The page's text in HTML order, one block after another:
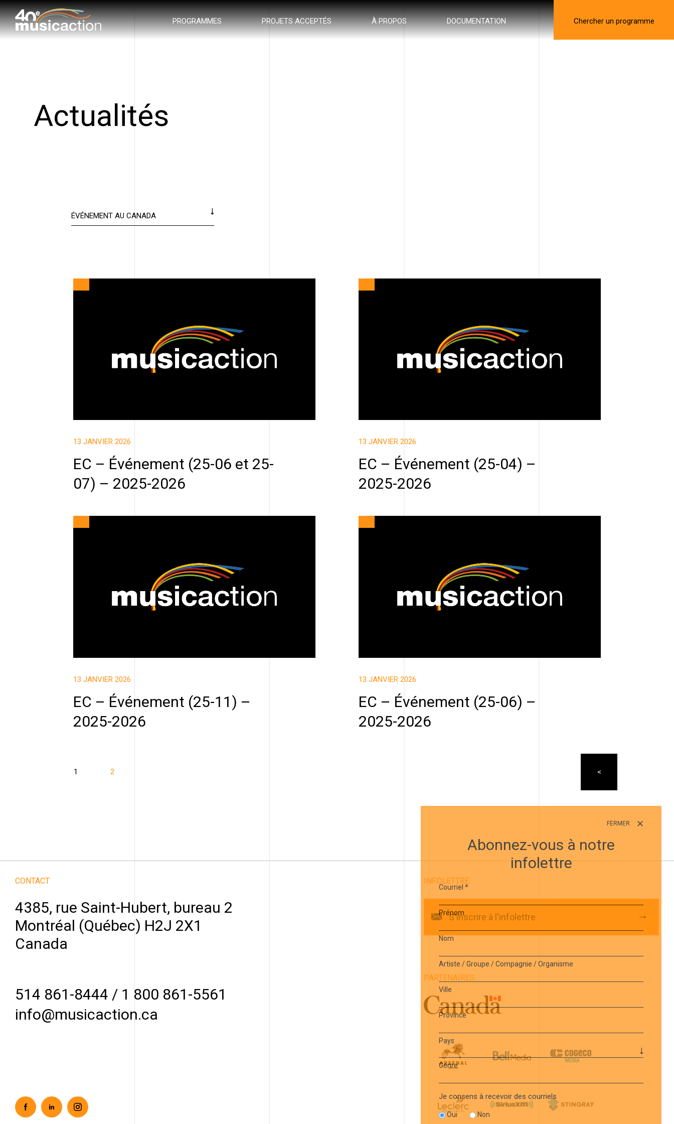
PROGRAMMES PROJETS ACCEPTÉS À PROPOS DOCUMENTATION Chercher un programme
Actualités
13 JANVIER 2026
EC – Événement (25-06 et 25-
07) – 2025-2026
13 JANVIER 2026
EC – Événement (25-04) –
2025-2026
13 JANVIER 2026
EC – Événement (25-11) –
2025-2026
13 JANVIER 2026
EC – Événement (25-06) –
2025-2026
1 2
CONTACT
4385, rue Saint-Hubert, bureau 2
Montréal (Québec) H2J 2X1
Canada
514 861-8444 / 1 800 861-5561
info@musicaction.ca
FacebookLinkedin Instagram
INFOLETTRE
S'inscrire à l'infolettre
PARTENAIRES
FERMER
Abonnez-vous à notre
infolettre
Courriel *
Prénom
Nom
Artiste / Groupe / Compagnie / Organisme
Ville
Province
Pays
Genre
Je consens à recevoir des courriels
Oui Non